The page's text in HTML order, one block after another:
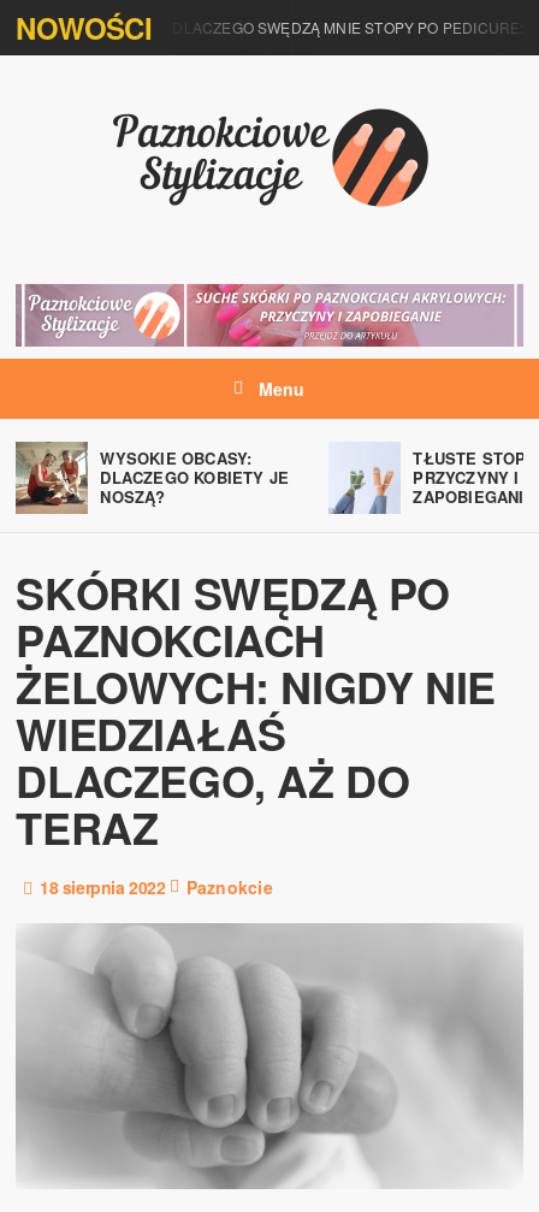
NOWOŚCI DLACZEGO SWĘDZĄ MNIE STOPY PO PEDICURE:
Menu
WYSOKIE OBCASY:
DLACZEGO KOBIETY JE
NOSZĄ?
TŁUSTE
PRZYCZYNY I
ZAPOBIEGANIE
SKÓRKI SWĘDZĄ PO
PAZNOKCIACH
ŻELOWYCH: NIGDY NIE
WIEDZIAŁAŚ
DLACZEGO, AŻ DO
TERAZ
18 sierpnia 2022 Paznokcie